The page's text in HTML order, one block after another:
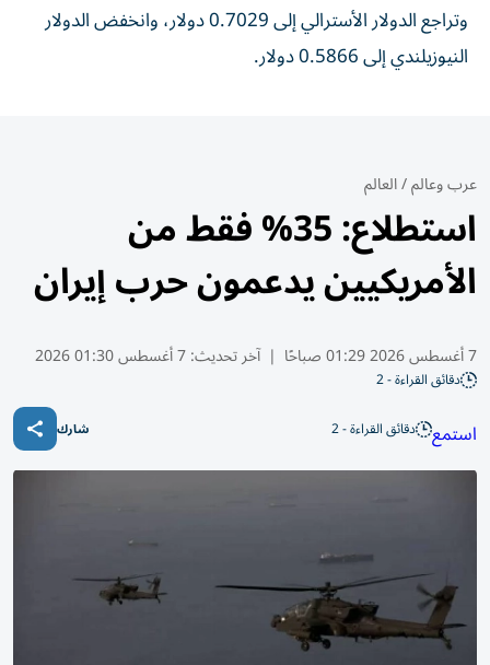
وتراجع الدولار الأسترالي إلى 0.7029 ⁠دولار، وانخفض الدولار
النيوزيلندي إلى 0.5866 دولار.
عرب وعالم/العالم
استطلاع: 35% فقط من
الأمريكيين يدعمون حرب إيران
7 أغسطس 2026 01:29 صباحًا | آخر تحديث:7 أغسطس 01:30 2026
دقائق القراءة - 2
استمع دقائق القراءة - 2 شارك